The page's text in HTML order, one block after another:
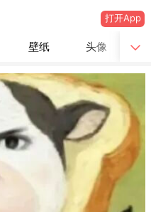
打开App
壁纸 头像